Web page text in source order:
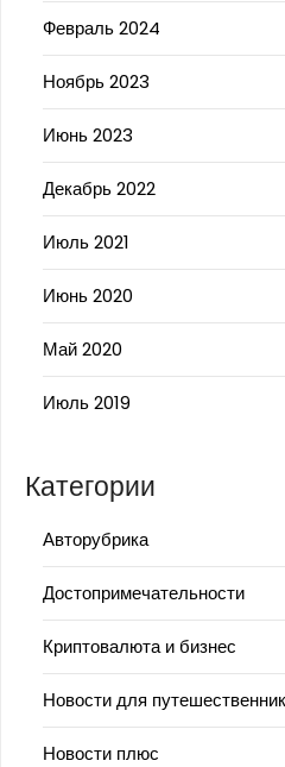
Февраль 2024
Ноябрь 2023
Июнь 2023
Декабрь 2022
Июль 2021
Июнь 2020
Май 2020
Июль 2019
Категории
Авторубрика
Достопримечательности
Криптовалюта и бизнес
Новости для
Новости плюс